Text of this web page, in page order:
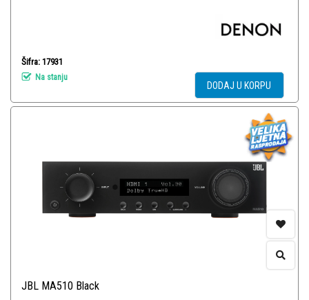
Šifra: 17931
Na stanju
DODAJ U KORPU
JBL MA510 Black